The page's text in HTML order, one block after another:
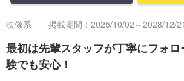
映像系 掲載期間：2025/10/02～2028/12/21
最初は先輩スタッフが丁寧にフォ
験でも安心！